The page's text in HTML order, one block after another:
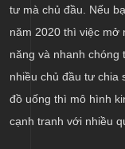
tư mà chủ đầu. Nếu
năm 2020 thì việc mở
năng và nhanh chóng
nhiều chủ đầu tư chia
đồ uống thì mô hình
cạnh tranh với nhiều